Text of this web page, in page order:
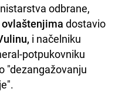
odbrane,
ovlaštenjima dostavio
i načelniku
potpukovniku
"dezangažovanju